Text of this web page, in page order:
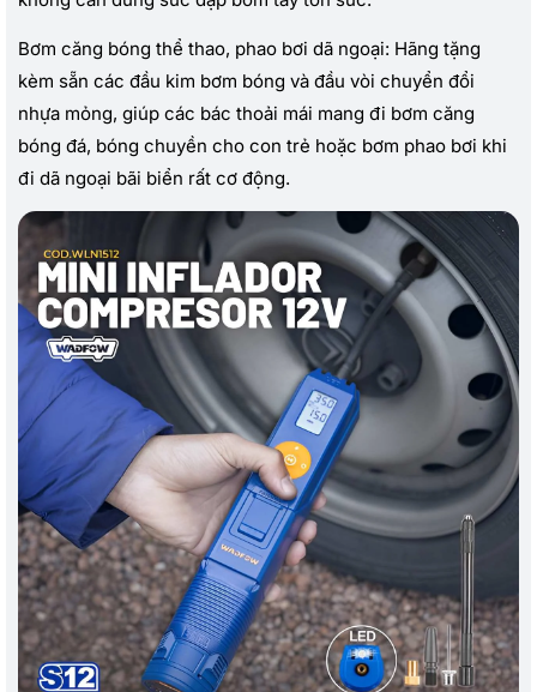
Bơm căng bóng thể thao, phao bơi dã ngoại: Hãng tặng
kèm sẵn các đầu kim bơm bóng và đầu vòi chuyển đổi
nhựa mỏng, giúp các bác thoải mái mang đi bơm căng
bóng đá, bóng chuyền cho con trẻ hoặc bơm phao bơi khi
đi dã ngoại bãi biển rất cơ động.